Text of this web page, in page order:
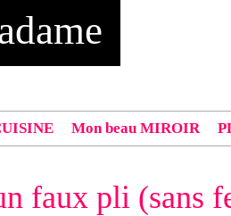
Mon beau MIROIR
From Annie", "Veste Rue
faux pli (sans